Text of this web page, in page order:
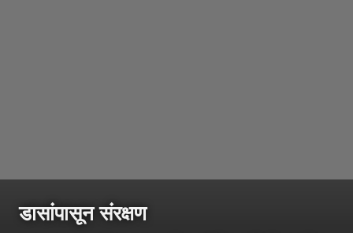
डासांपासून संरक्षण